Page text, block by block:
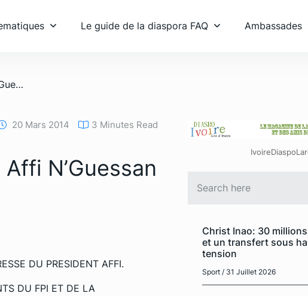
Le guide de la diaspora FAQ Ambassades
/ Lazare Koffi Koffi répond à Affi N’Guessan
20 Mars 2014 3 Minutes Read
N’Guessan
DU PRESIDENT AFFI.
DU FPI ET DE LA
Christ Inao: 30 millions
et un transfert sous
tension
Sport / 31 Juillet 2026